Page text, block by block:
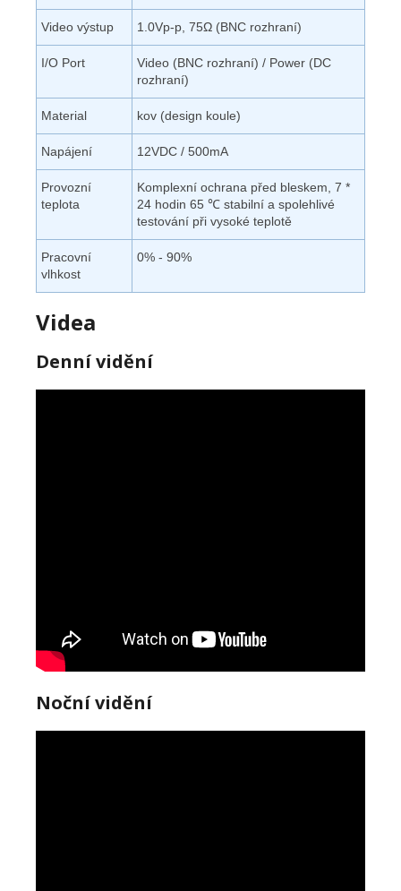
Video výstup 1.0Vp-p, 75Ω (BNC rozhraní)
I/O Port
Video (BNC rozhraní) / Power (DC
rozhraní)
Material kov (design koule)
Napájení 12VDC / 500mA
Provozní
teplota
Komplexní ochrana před bleskem, 7 *
24 hodin 65 ℃ stabilní a spolehlivé
testování při vysoké teplotě
Pracovní
vlhkost
0% - 90%
Videa
Denní vidění
Noční vidění